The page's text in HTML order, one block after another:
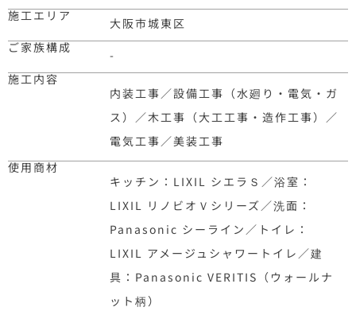
施工エリア
大阪市城東区
ご家族構成
-
施工内容
内装工事／設備工事（水廻り・電気・ガ
ス）／木工事（大工工事・造作工事）／
電気工事／美装工事
使用商材
キッチン：LIXIL シエラＳ／浴室：
LIXIL リノビオＶシリーズ／洗面：
Panasonic シーライン／トイレ：
LIXIL アメージュシャワートイレ／建
具：Panasonic VERITIS（ウォールナ
ット柄）